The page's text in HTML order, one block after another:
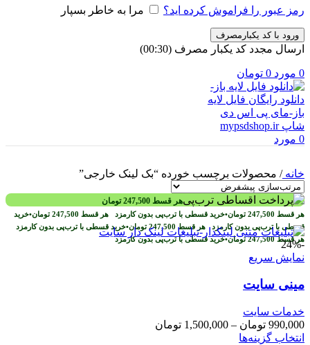
رمز عبور را فراموش کرده اید؟ مرا به خاطر بسپار
ورود با کد یکبارمصرف
ارسال مجدد کد یکبار مصرف (00:
30
)
0 مورد 0 تومان
0 مورد
خانه/ محصولات برچسب خورده “بک لینک خارجی”
هر قسط 247,500 تومان
هر قسط 247,500 تومان•خرید قسطی با ترب‌پی بدون کارمزد هر قسط 247,500 تومان•خرید
قسطی با ترب‌پی بدون کارمزد هر قسط 247,500 تومان•خرید قسطی با ترب‌پی بدون کارمزد
هر قسط247,500 تومان•خرید قسطی با ترب‌پی بدون کارمزد
-24%
نمایش سریع
مینی سایت
خدمات سایت
990,000 تومان –
1,500,000 تومان
انتخاب گزینه‌ها